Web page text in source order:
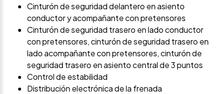
Cinturón de seguridad delantero en asiento
conductor y acompañante con pretensores
Cinturón de seguridad trasero en lado conductor
con pretensores, cinturón de seguridad trasero en
lado acompañante con pretensores, cinturón de
seguridad trasero en asiento central de 3 puntos
Control de estabilidad
Distribución electrónica de la frenada